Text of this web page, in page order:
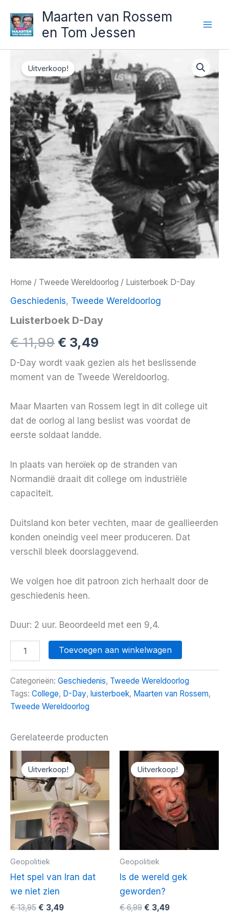
naar
inhoud
Maarten van Rossem
en Tom Jessen
Uitverkoop!
Home / Tweede Wereldoorlog / Luisterboek D-Day
Geschiedenis, Tweede Wereldoorlog
Luisterboek D-Day
€11,99Oorspronkelijke
prijs
was:
€ 11,99.
€ 3,49
prijs
is:
€ 3,49.
D-Day wordt vaak gezien als het beslissende
moment van de Tweede Wereldoorlog.
Maar Maarten van Rossem legt in dit college uit
dat de oorlog al lang beslist was voordat de
eerste soldaat landde.
In plaats van heroïek op de stranden van
Normandië draait dit college om industriële
capaciteit.
Duitsland kon beter vechten, maar de geallieerden
konden oneindig veel meer produceren. Dat
verschil bleek doorslaggevend.
We volgen hoe dit patroon zich herhaalt door de
geschiedenis heen.
Duur: 2 uur. Beoordeeld met een 9,4.
aantal
Toevoegen aan winkelwagen
Categorieën: Geschiedenis, Tweede Wereldoorlog
Tags: College, D-Day, luisterboek, Maarten van Rossem,
Tweede Wereldoorlog
Gerelateerde producten
Uitverkoop!
Uitverkoop!
Geopolitiek
Het spel van Iran dat
we niet zien
€13,95 Oorspronkelijke
€ 3,49Huidige
Uitverkoop!
Uitverkoop!
Geopolitiek
Is de wereld gek
geworden?
€6,99 Oorspronkelijke
€ 3,49Huidige